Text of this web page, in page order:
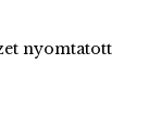
nyomtatott